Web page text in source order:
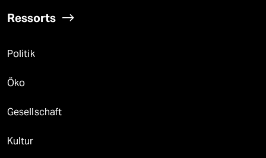
Ressorts
Politik
Öko
Gesellschaft
Kultur